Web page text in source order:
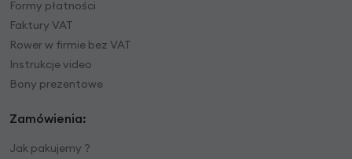
Formy płatności
Faktury VAT
Rower w firmie bez VAT
Instrukcje video
Bony prezentowe
Zamówienia:
Jak pakujemy ?